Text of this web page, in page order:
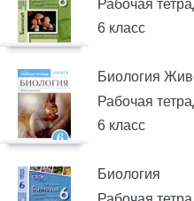
Рабочая
6 класс
Биология
Рабочая
6 класс
Биология